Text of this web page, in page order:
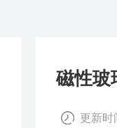
磁性玻
更新时